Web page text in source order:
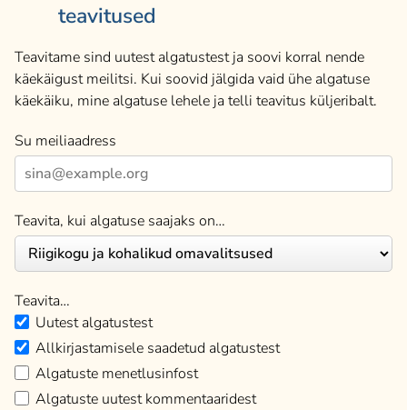
teavitused
Teavitame sind uutest algatustest ja soovi korral nende
käekäigust meilitsi. Kui soovid jälgida vaid ühe algatuse
käekäiku, mine algatuse lehele ja telli teavitus küljeribalt.
Su meiliaadress
Teavita, kui algatuse saajaks on…
Teavita…
Uutest algatustest
Allkirjastamisele saadetud algatustest
Algatuste menetlusinfost
Algatuste uutest kommentaaridest